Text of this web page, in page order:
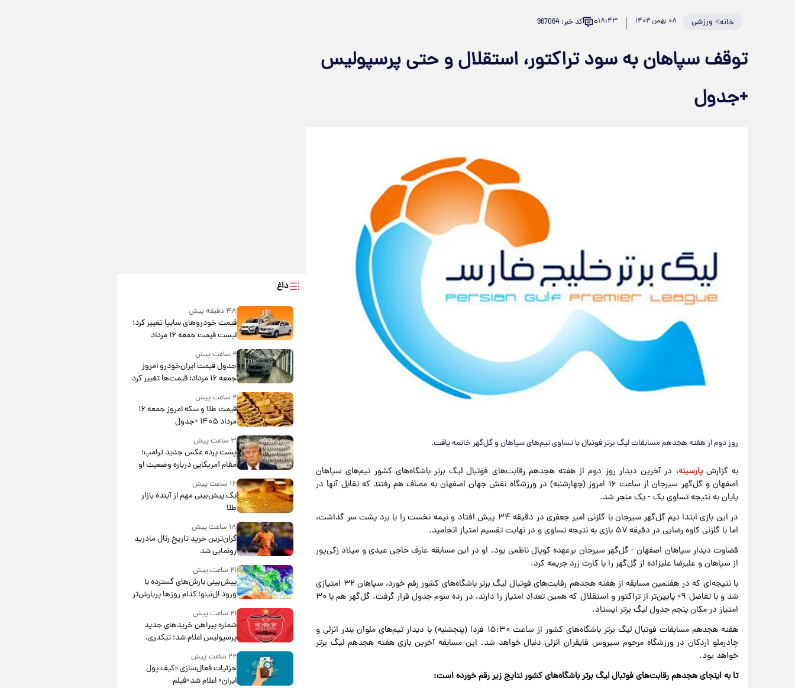
خانه> ورزشی ۰۸ بهمن ۱۴۰۴ ۱۸:۴۳۰ کد خبر: 967064
توقف سپاهان به سود تراکتور، استقلال و حتی پرسپولیس
+جدول
روز دوم از هفته هجدهم مسابقات لیگ برتر فوتبال با تساوی تیم‌های سپاهان و گل‌گهر خاتمه یافت.
به گزارشپارسینه، در آخرین دیدار روز دوم از هفته هجدهم رقابت‌های فوتبال لیگ برتر باشگاه‌های کشور تیم‌های سپاهان
اصفهان و گل‌گهر سیرجان از ساعت ۱۶ امروز (چهارشنبه) در ورزشگاه نقش جهان اصفهان به مصاف هم رفتند که تقابل آنها در
پایان به نتیجه تساوی یک - یک منجر شد.
در این بازی ابتدا تیم گل‌گهر سیرجان با گلزنی امیر جعفری در دقیقه ۳۴ پیش افتاد و نیمه نخست را با برد پشت سر گذاشت،
اما با گلزنی کاوه رضایی در دقیقه ۵۷ بازی به نتیجه تساوی و در نهایت تقسیم امتیاز انجامید.
قضاوت دیدار سپاهان اصفهان - گل‌گهر سیرجان برعهده کوپال ناظمی بود. او در این مسابقه عارف حاجی عیدی و میلاد زکی‌پور
از سپاهان و علیرضا علیزاده از گل‌گهر را با کارت زرد جریمه کرد.
با نتیجه‌ای که در هفتمین مسابقه از هفته هجدهم رقابت‌های فوتبال لیگ برتر باشگاه‌های کشور رقم خورد، سپاهان ۳۲ امتیازی
شد و با تفاضل ۹+ پایین‌تر از تراکتور و استقلال که همین تعداد امتیاز را دارند، در رده سوم جدول قرار گرفت. گل‌گهر هم با ۳۰
امتیاز در مکان پنجم جدول لیگ برتر ایستاد.
هفته هجدهم مسابقات فوتبال لیگ برتر باشگاه‌های کشور از ساعت ۱۵:۳۰ فردا (پنجشنبه) با دیدار تیم‌های ملوان بندر انزلی و
چادرملو اردکان در ورزشگاه مرحوم سیروس قایقران انزلی دنبال خواهد شد. این مسابقه آخرین بازی هفته هجدهم لیگ برتر
خواهد بود.
تا به اینجای هجدهم رقابت‌های فوتبال لیگ برتر باشگاه‌های کشور نتایج زیر رقم خورده است:
داغ
۴۸ دقیقه پیش
قیمت خودروهای سایپا تغییر کرد؛
لیست قیمت جمعه ۱۶ مرداد
۲ ساعت پیش
جدول قیمت ایران‌خودرو امروز
جمعه ۱۶ مرداد؛ قیمت‌ها تغییر کرد
۲ ساعت پیش
قیمت طلا و سکه امروز جمعه ۱۶
مرداد ۱۴۰۵ +جدول
۳ ساعت پیش
پشت پرده عکس جدید ترامپ؛
مقام آمریکایی درباره وضعیت او
چه گفت؟
۱۶ ساعت پیش
یک پیش‌بینی مهم از آینده بازار
طلا
۱۸ ساعت پیش
گران‌ترین خرید تاریخ رئال مادرید
رونمایی شد
۲۱ ساعت پیش
پیش‌بینی بارش‌های گسترده با
ورود ال‌نینو؛ کدام روزها پربارش‌تر
خواهند بود؟
۲۱ ساعت پیش
شماره پیراهن خریدهای جدید
پرسپولیس اعلام شد؛ تیکدری،
۲۲ ساعت پیش
جزئیات فعال‌سازی «کیف پول
ایران» اعلام شد+فیلم